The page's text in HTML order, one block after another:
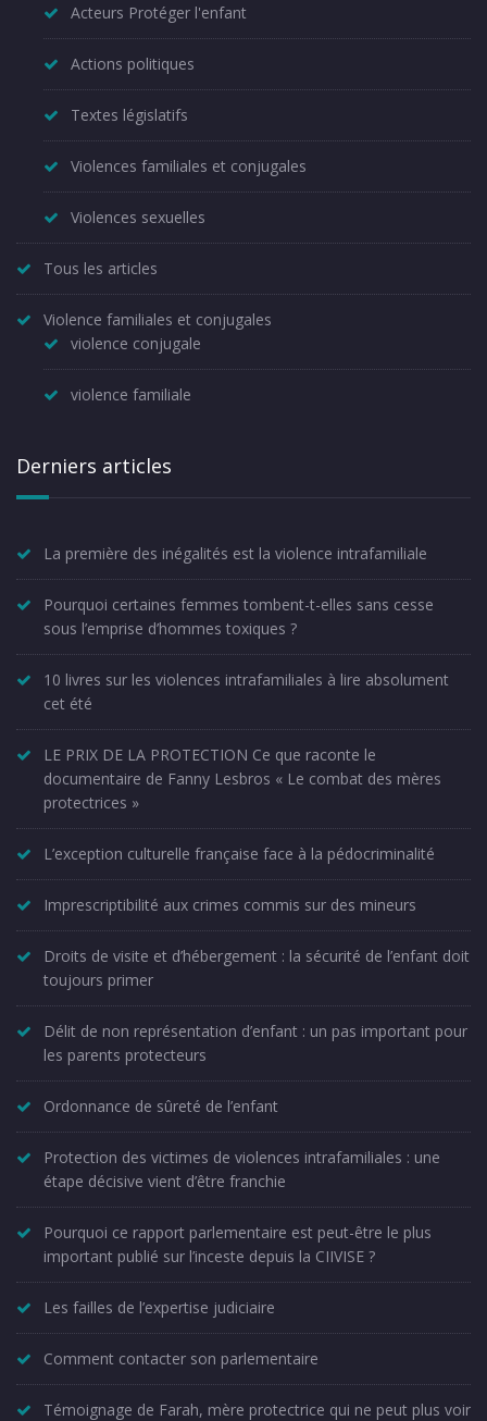
Acteurs Protéger l'enfant
Actions politiques
Textes législatifs
Violences familiales et conjugales
Violences sexuelles
Tous les articles
Violence familiales et conjugales
violence conjugale
violence familiale
Derniers articles
La première des inégalités est la violence intrafamiliale
Pourquoi certaines femmes tombent-t-elles sans cesse
sous l’emprise d’hommes toxiques ?
10 livres sur les violences intrafamiliales à lire absolument
cet été
LE PRIX DE LA PROTECTION Ce que raconte le
documentaire de Fanny Lesbros « Le combat des mères
protectrices »
L’exception culturelle française face à la pédocriminalité
Imprescriptibilité aux crimes commis sur des mineurs
Droits de visite et d’hébergement : la sécurité de l’enfant doit
toujours primer
Délit de non représentation d’enfant : un pas important pour
les parents protecteurs
Ordonnance de sûreté de l’enfant
Protection des victimes de violences intrafamiliales : une
étape décisive vient d’être franchie
Pourquoi ce rapport parlementaire est peut-être le plus
important publié sur l’inceste depuis la CIIVISE ?
Les failles de l’expertise judiciaire
Comment contacter son parlementaire
Témoignage de Farah, mère protectrice qui ne peut plus voir